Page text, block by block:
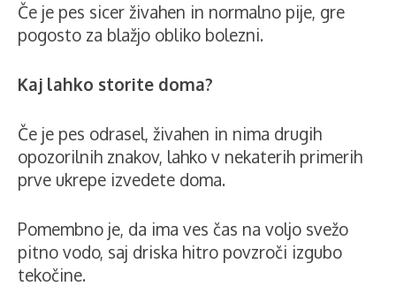
Če je pes sicer živahen in normalno pije, gre
pogosto za blažjo obliko bolezni.
Kaj lahko storite doma?
Če je pes odrasel, živahen in nima drugih
opozorilnih znakov, lahko v nekaterih primerih
prve ukrepe izvedete doma.
Pomembno je, da ima ves čas na voljo svežo
pitno vodo, saj driska hitro povzroči izgubo
tekočine.